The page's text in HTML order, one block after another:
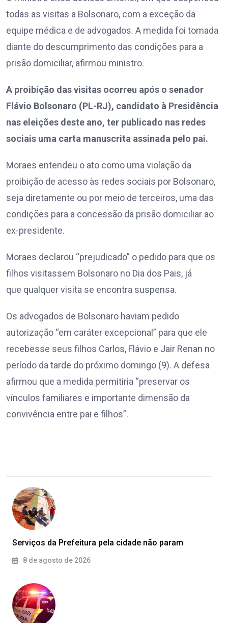
todas as visitas a Bolsonaro, com a exceção da
equipe médica e de advogados. A medida foi tomada
diante do descumprimento das condições para a
prisão domiciliar, afirmou ministro.
A proibição das visitas ocorreu após o senador
Flávio Bolsonaro (PL-RJ), candidato à Presidência
nas eleições deste ano, ter publicado nas redes
sociais uma carta manuscrita assinada pelo pai.
Moraes entendeu o ato como uma violação da
proibição de acesso às redes sociais por Bolsonaro,
seja diretamente ou por meio de terceiros, uma das
condições para a concessão da prisão domiciliar ao
ex-presidente.
Moraes declarou “prejudicado” o pedido para que os
filhos visitassem Bolsonaro no Dia dos Pais, já
que qualquer visita se encontra suspensa.
Os advogados de Bolsonaro haviam pedido
autorização “em caráter excepcional” para que ele
recebesse seus filhos Carlos, Flávio e Jair Renan no
período da tarde do próximo domingo (9). A defesa
afirmou que a medida permitiria “preservar os
vínculos familiares e importante dimensão da
convivência entre pai e filhos”.
Serviços da Prefeitura pela cidade não param
8 de agosto de 2026